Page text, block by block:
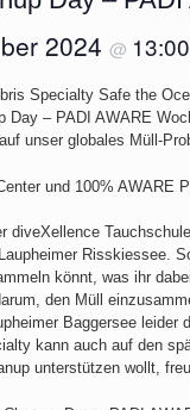
2024 @ 13:00
Day – PADI AWARE
unser globales Müll-
und 100% AWARE
Risskiessee.
könnt, was ihr
den Müll
Baggersee
kann auch auf den
unterstützen wollt,